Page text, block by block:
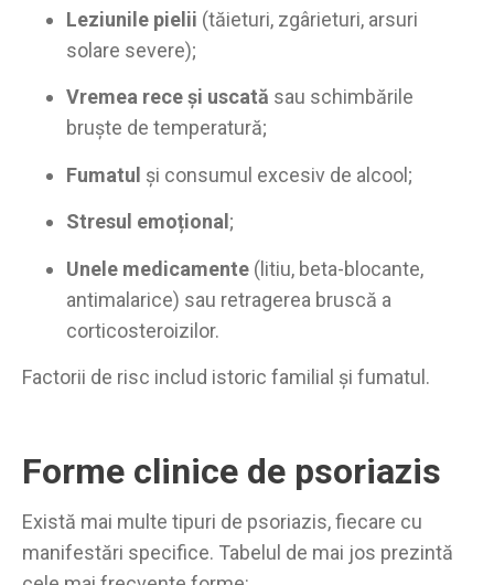
Leziunile pielii (tăieturi, zgârieturi, arsuri
solare severe);
Vremea rece și uscată sau schimbările
bruște de temperatură;
Fumatul și consumul excesiv de alcool;
Stresul emoțional ;
Unele medicamente (litiu, beta-blocante,
antimalarice) sau retragerea bruscă a
corticosteroizilor.
Factorii de risc includ istoric familial și fumatul.
Forme clinice de psoriazis
Există mai multe tipuri de psoriazis, fiecare cu
manifestări specifice. Tabelul de mai jos prezintă